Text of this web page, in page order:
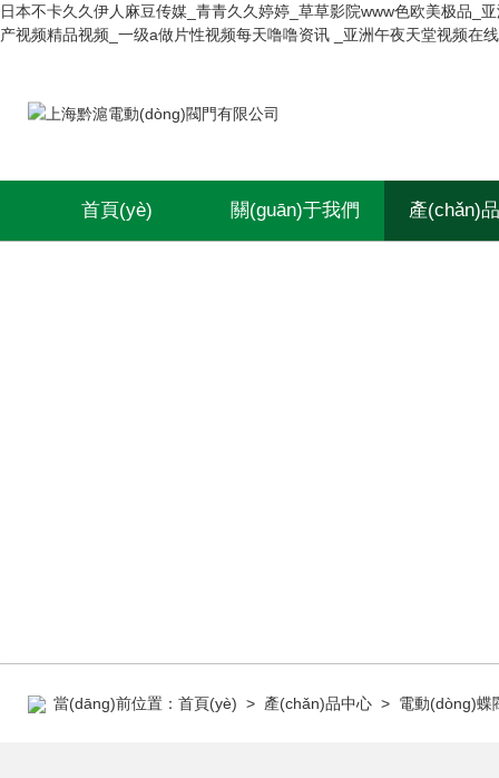
日本不卡久久伊人麻豆传媒_青青久久婷婷_草草影院www色欧美极品_
产视频精品视频_一级a做片性视频每天噜噜资讯 _亚洲午夜天堂视频在
首頁(yè) 關(guān)于我們 產(chǎn)
當(dāng)前位置： 首頁(yè) > 產(chǎn)品中心 > 電動(dòng)蝶